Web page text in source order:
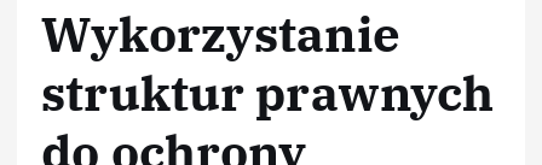
Wykorzystanie
struktur prawnych
do ochrony